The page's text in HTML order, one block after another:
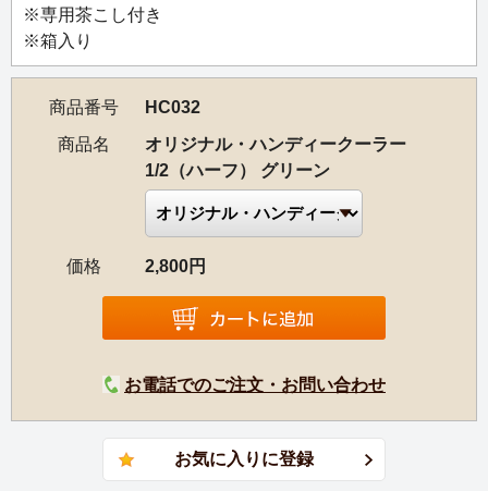
※専用茶こし付き
※箱入り
商品番号
HC032
商品名
オリジナル・ハンディークーラー
1/2（ハーフ） グリーン
価格 2,800円
お電話でのご注文・お問い合わせ